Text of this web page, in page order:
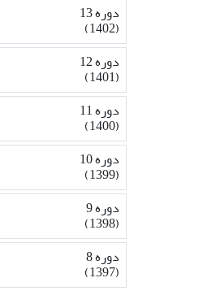
دوره 13
(1402)
دوره 12
(1401)
دوره 11
(1400)
دوره 10
(1399)
دوره 9
(1398)
دوره 8
(1397)